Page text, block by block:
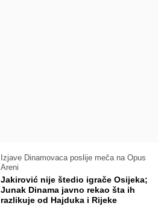
Izjave Dinamovaca poslije meča na Opus
Areni
Jakirović nije štedio igrače Osijeka;
Junak Dinama javno rekao šta ih
razlikuje od Hajduka i Rijeke